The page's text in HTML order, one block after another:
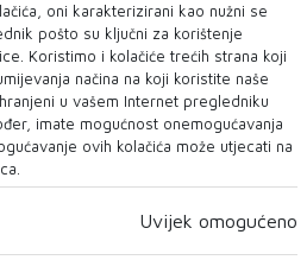
oni karakterizirani kao nužni se
pošto su ključni za korištenje
Koristimo i kolačiće trećih strana koji
načina na koji koristite naše
u vašem Internet pregledniku
imate mogućnost onemogućavanja
ovih kolačića može utjecati na
Uvijek omogućeno